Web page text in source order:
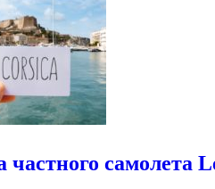
частного самолета